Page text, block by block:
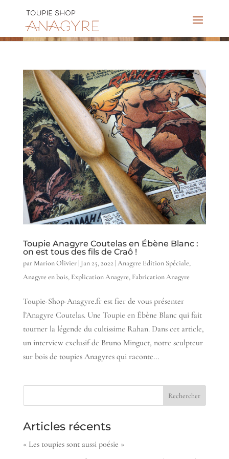
Toupie Anagyre Coutelas en Ébène Blanc :
on est tous des fils de Craô !
par Marion Olivier| Jan 25, 2022 |Anagyre Edition Spéciale,
Anagyre en bois, Explication Anagyre, Fabrication Anagyre
Toupie-Shop-Anagyre.fr est fier de vous présenter
l’Anagyre Coutelas. Une Toupie en Ébène Blanc qui fait
tourner la légende du cultissime Rahan. Dans cet article,
un interview exclusif de Bruno Minguet, notre sculpteur
sur bois de toupies Anagyres qui raconte...
Articles récents
« Les toupies sont aussi poésie »